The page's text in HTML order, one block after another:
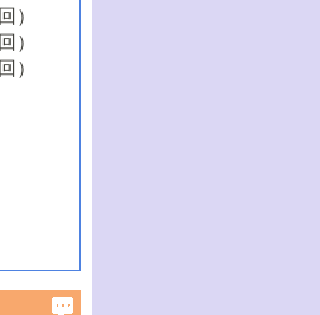
・工学
合物変
動車排
・大阪
・東京
最先端
めの触
・首都
き研究
き研究
き研究
解合成
大阪府
）におけ
技術
媒機能
最近の
成蹊大
研究動
ローチ
に貢献
ロワジ
媒にお
動向
する触
の活用
固体触
機能開拓
る最近
展開
新潮流
開
）
）
る有機
発
密な設
料－
製造・貯
世紀，
ロセス
）
）
）